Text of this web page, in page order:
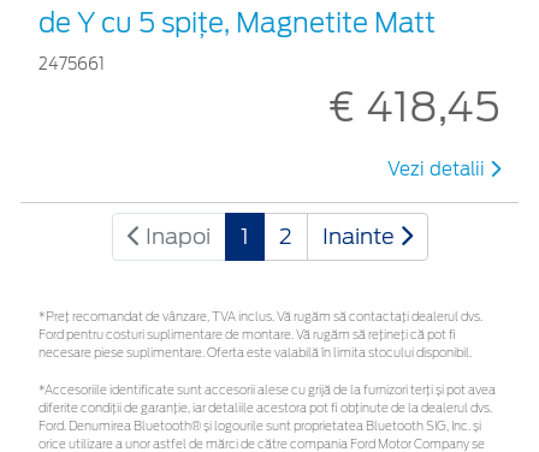
de Y cu 5 spiţe, Magnetite Matt
2475661
€ 418,45
Vezi detalii
Inapoi 1 2 Inainte
*Preţ recomandat de vânzare, TVA inclus. Vă rugăm să contactaţi dealerul dvs.
Ford pentru costuri suplimentare de montare. Vă rugăm să rețineți că pot fi
necesare piese suplimentare. Oferta este valabilă în limita stocului disponibil.
*Accesoriile identificate sunt accesorii alese cu grijă de la furnizori terți și pot avea
diferite condiții de garanție, iar detaliile acestora pot fi obținute de la dealerul dvs.
Ford. Denumirea Bluetooth® și logourile sunt proprietatea Bluetooth SIG, Inc. și
orice utilizare a unor astfel de mărci de către compania Ford Motor Company se